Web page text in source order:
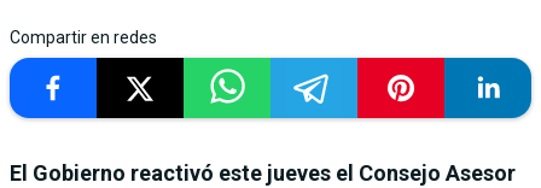
Compartir en redes
El Gobierno reactivó este jueves el Consejo Asesor